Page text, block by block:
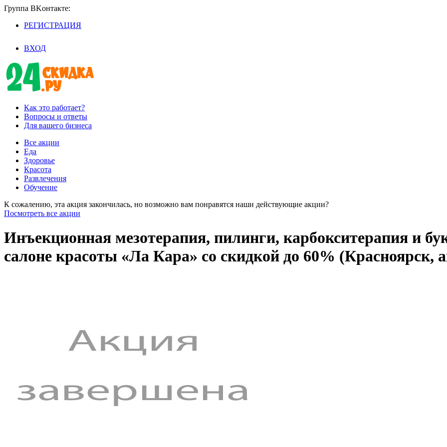
Группа BKoнтaктe:
РЕГИСТРАЦИЯ
ВХОД
Как это работает?
Вопросы и ответы
Для вашего бизнеса
Все акции
Еда
Здоровье
Красота
Развлечения
Обучение
К сожалению, эта акция закончилась, но возможно вам понравятся наши действующие акции?
Посмотреть все акции
Инъекционная мезотерапия, пилинги, карбокситерапия и
салоне красоты «Ла Кара» со скидкой до 60% (Красноярск,